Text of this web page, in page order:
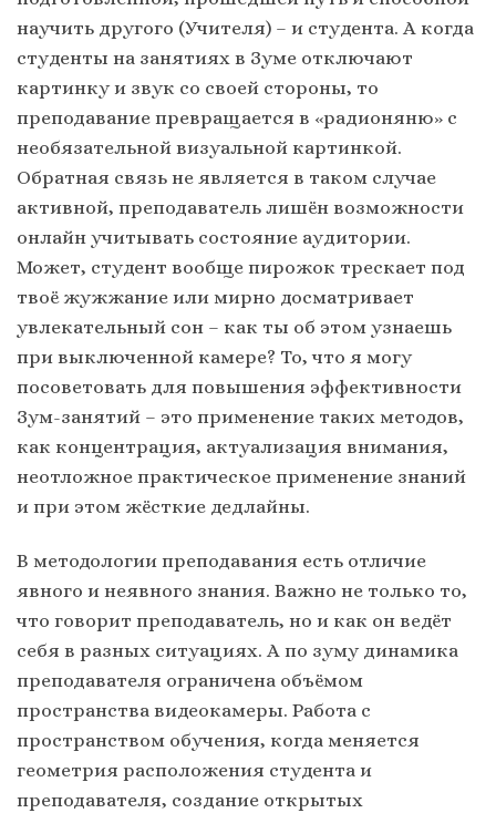
научить другого (Учителя) – и студента. А когда
студенты на занятиях в Зуме отключают
картинку и звук со своей стороны, то
преподавание превращается в «радионяню» с
необязательной визуальной картинкой.
Обратная связь не является в таком случае
активной, преподаватель лишён возможности
онлайн учитывать состояние аудитории.
Может, студент вообще пирожок трескает под
твоё жужжание или мирно досматривает
увлекательный сон – как ты об этом узнаешь
при выключенной камере? То, что я могу
посоветовать для повышения эффективности
Зум-занятий – это применение таких методов,
как концентрация, актуализация внимания,
неотложное практическое применение знаний
и при этом жёсткие дедлайны.
В методологии преподавания есть отличие
явного и неявного знания. Важно не только то,
что говорит преподаватель, но и как он ведёт
себя в разных ситуациях. А по зуму динамика
преподавателя ограничена объёмом
пространства видеокамеры. Работа с
пространством обучения, когда меняется
геометрия расположения студента и
преподавателя, создание открытых